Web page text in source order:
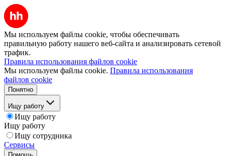
Мы используем файлы cookie, чтобы обеспечивать
правильную работу нашего веб-сайта и анализировать сетевой
трафик.
Правила использования файлов cookie
Мы используем файлы cookie. Правила использования
файлов cookie
Понятно
Ищу работу
Ищу работу
Ищу работу
Ищу сотрудника
Сервисы